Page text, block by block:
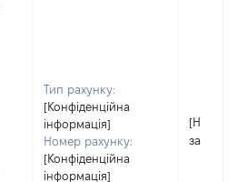
Тип рахунку:
[Конфіденційна
інформація]
Номер рахунку:
[Конфіденційна
інформація]
[Не